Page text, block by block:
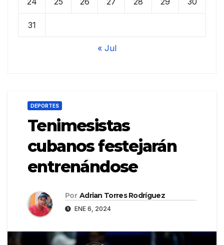
31
« Jul
DEPORTES
Tenimesistas
cubanos festejarán
entrenándose
Por Adrian Torres Rodríguez
ENE 6, 2024